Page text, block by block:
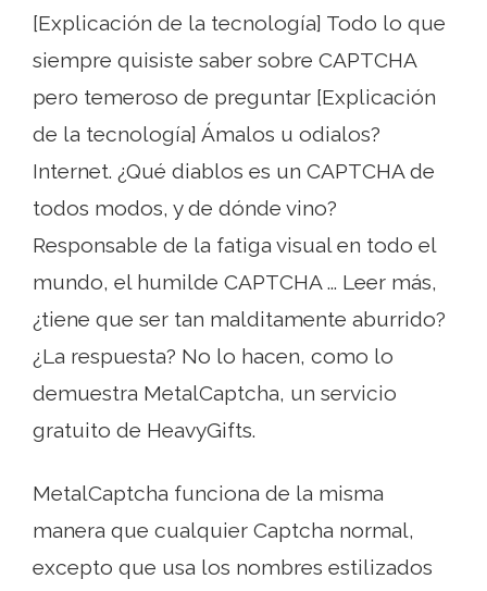
[Explicación de la tecnología] Todo lo que
siempre quisiste saber sobre CAPTCHA
pero temeroso de preguntar [Explicación
de la tecnología] Ámalos u odialos?
Internet. ¿Qué diablos es un CAPTCHA de
todos modos, y de dónde vino?
Responsable de la fatiga visual en todo el
mundo, el humilde CAPTCHA ... Leer más,
¿tiene que ser tan malditamente aburrido?
¿La respuesta? No lo hacen, como lo
demuestra MetalCaptcha, un servicio
gratuito de HeavyGifts.
MetalCaptcha funciona de la misma
manera que cualquier Captcha normal,
excepto que usa los nombres estilizados